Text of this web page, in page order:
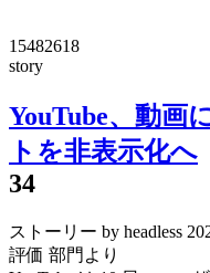
15482618
story
YouTube、動画
トを非表示化へ
34
ストーリー by headless
評価 部門より